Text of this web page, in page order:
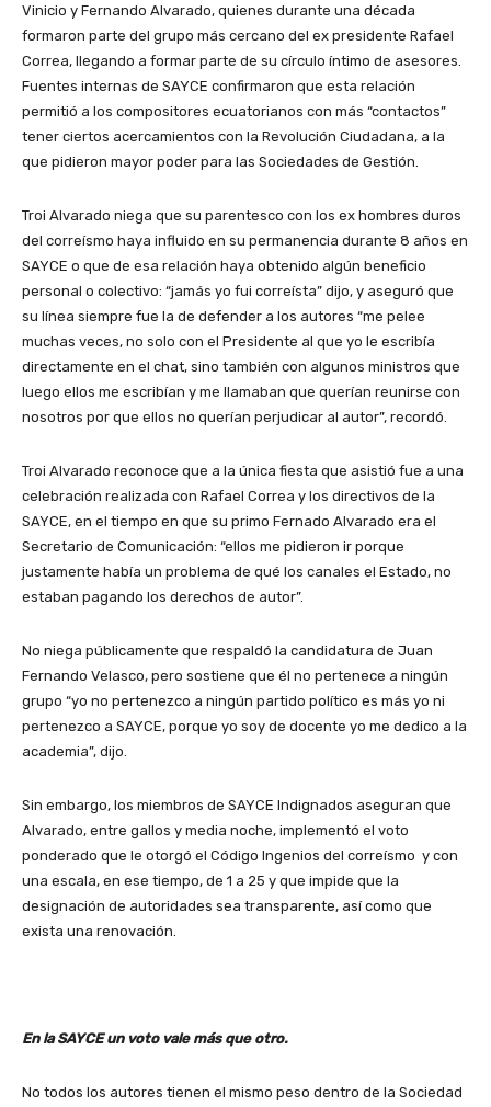
Vinicio y Fernando Alvarado, quienes durante una década
formaron parte del grupo más cercano del ex presidente Rafael
Correa, llegando a formar parte de su círculo íntimo de asesores.
Fuentes internas de SAYCE confirmaron que esta relación
permitió a los compositores ecuatorianos con más “contactos”
tener ciertos acercamientos con la Revolución Ciudadana, a la
que pidieron mayor poder para las Sociedades de Gestión.
Troi Alvarado niega que su parentesco con los ex hombres duros
del correísmo haya influido en su permanencia durante 8 años en
SAYCE o que de esa relación haya obtenido algún beneficio
personal o colectivo: “jamás yo fui correísta” dijo, y aseguró que
su línea siempre fue la de defender a los autores “me pelee
muchas veces, no solo con el Presidente al que yo le escribía
directamente en el chat, sino también con algunos ministros que
luego ellos me escribían y me llamaban que querían reunirse con
nosotros por que ellos no querían perjudicar al autor”, recordó.
Troi Alvarado reconoce que a la única fiesta que asistió fue a una
celebración realizada con Rafael Correa y los directivos de la
SAYCE, en el tiempo en que su primo Fernado Alvarado era el
Secretario de Comunicación: “ellos me pidieron ir porque
justamente había un problema de qué los canales el Estado, no
estaban pagando los derechos de autor”.
No niega públicamente que respaldó la candidatura de Juan
Fernando Velasco, pero sostiene que él no pertenece a ningún
grupo “yo no pertenezco a ningún partido político es más yo ni
pertenezco a SAYCE, porque yo soy de docente yo me dedico a la
academia”, dijo.
Sin embargo, los miembros de SAYCE Indignados aseguran que
Alvarado, entre gallos y media noche, implementó el voto
ponderado que le otorgó el Código Ingenios del correísmo y con
una escala, en ese tiempo, de 1 a 25 y que impide que la
designación de autoridades sea transparente, así como que
exista una renovación.
En la SAYCE un voto vale más que otro.
No todos los autores tienen el mismo peso dentro de la Sociedad